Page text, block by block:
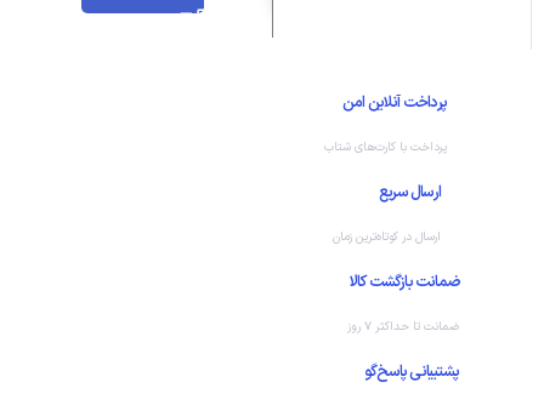
پرداخت آنلاین امن
پرداخت با کارت‌های شتاب
ارسال سریع
ارسال در کوتاه‌ترین زمان
ضمانت بازگشت کالا
ضمانت تا حداکثر ۷ روز
پشتیبانی پاسخ‌گو